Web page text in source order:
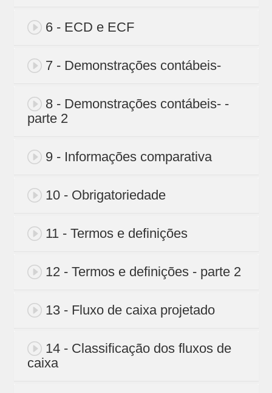
6 - ECD e ECF
7 - Demonstrações contábeis-
8 - Demonstrações contábeis- -
parte 2
9 - Informações comparativa
10 - Obrigatoriedade
11 - Termos e definições
12 - Termos e definições - parte 2
13 - Fluxo de caixa projetado
14 - Classificação dos fluxos de
caixa